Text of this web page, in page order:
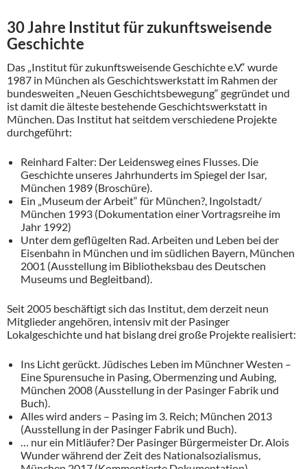
30 Jahre Institut für zukunftsweisende
Geschichte
Das „Institut für zukunftsweisende Geschichte e.V.“ wurde
1987 in München als Geschichtswerkstatt im Rahmen der
bundesweiten „Neuen Geschichtsbewegung“ gegründet und
ist damit die älteste bestehende Geschichtswerkstatt in
München. Das Institut hat seitdem verschiedene Projekte
durchgeführt:
Reinhard Falter: Der Leidensweg eines Flusses. Die
Geschichte unseres Jahrhunderts im Spiegel der Isar,
München 1989 (Broschüre).
Ein „Museum der Arbeit“ für München?, Ingolstadt/
München 1993 (Dokumentation einer Vortragsreihe im
Jahr 1992)
Unter dem geflügelten Rad. Arbeiten und Leben bei der
Eisenbahn in München und im südlichen Bayern, München
2001 (Ausstellung im Bibliotheksbau des Deutschen
Museums und Begleitband).
Seit 2005 beschäftigt sich das Institut, dem derzeit neun
Mitglieder angehören, intensiv mit der Pasinger
Lokalgeschichte und hat bislang drei große Projekte realisiert:
Ins Licht gerückt. Jüdisches Leben im Münchner Westen –
Eine Spurensuche in Pasing, Obermenzing und Aubing,
München 2008 (Ausstellung in der Pasinger Fabrik und
Buch).
Alles wird anders – Pasing im 3. Reich; München 2013
(Ausstellung in der Pasinger Fabrik und Buch).
… nur ein Mitläufer? Der Pasinger Bürgermeister Dr. Alois
Wunder während der Zeit des Nationalsozialismus,